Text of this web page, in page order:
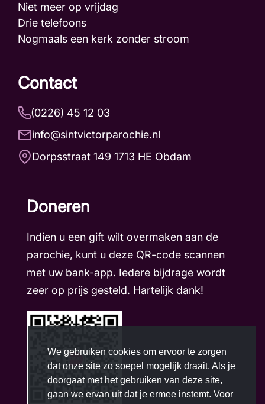
Niet meer op vrijdag
Drie telefoons
Nogmaals een kerk zonder stroom
Contact
(0226) 45 12 03
info@sintvictorparochie.nl
Dorpsstraat 149 1713 HE Obdam
Doneren
Indien u een gift wilt overmaken aan de
parochie, kunt u deze QR-code scannen
met uw bank-app. Iedere bijdrage wordt
zeer op prijs gesteld. Hartelijk dank!
We gebruiken cookies om ervoor te zorgen
dat onze site zo soepel mogelijk draait. Als je
doorgaat met het gebruiken van deze site,
gaan we ervan uit dat je ermee instemt. Voor